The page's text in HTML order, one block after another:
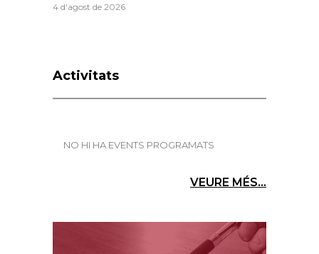
4 d'agost de 2026
Activitats
NO HI HA EVENTS PROGRAMATS
VEURE MÉS...